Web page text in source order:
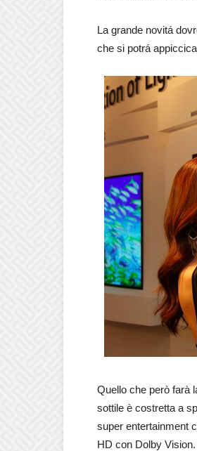
La grande novitá
che si potrá
Quello che però farà
sottile è costretta a
super entertainment
HD con Dolby Vision.